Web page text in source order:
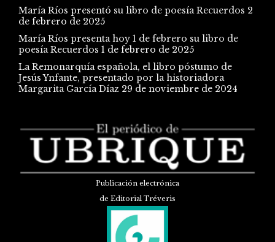
María Ríos presentó su libro de poesía Recuerdos 2
de febrero de 2025
María Ríos presenta hoy 1 de febrero su libro de
poesía Recuerdos 1 de febrero de 2025
La Remonarquía española, el libro póstumo de
Jesús Ynfante, presentado por la historiadora
Margarita García Díaz 29 de noviembre de 2024
Publicación electrónica
de Editorial Tréveris